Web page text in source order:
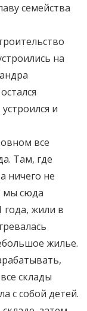
семейства
на
и
все
Там, где
ничего не
мы сюда
года, жили в
жилье.
склады
с собой детей.